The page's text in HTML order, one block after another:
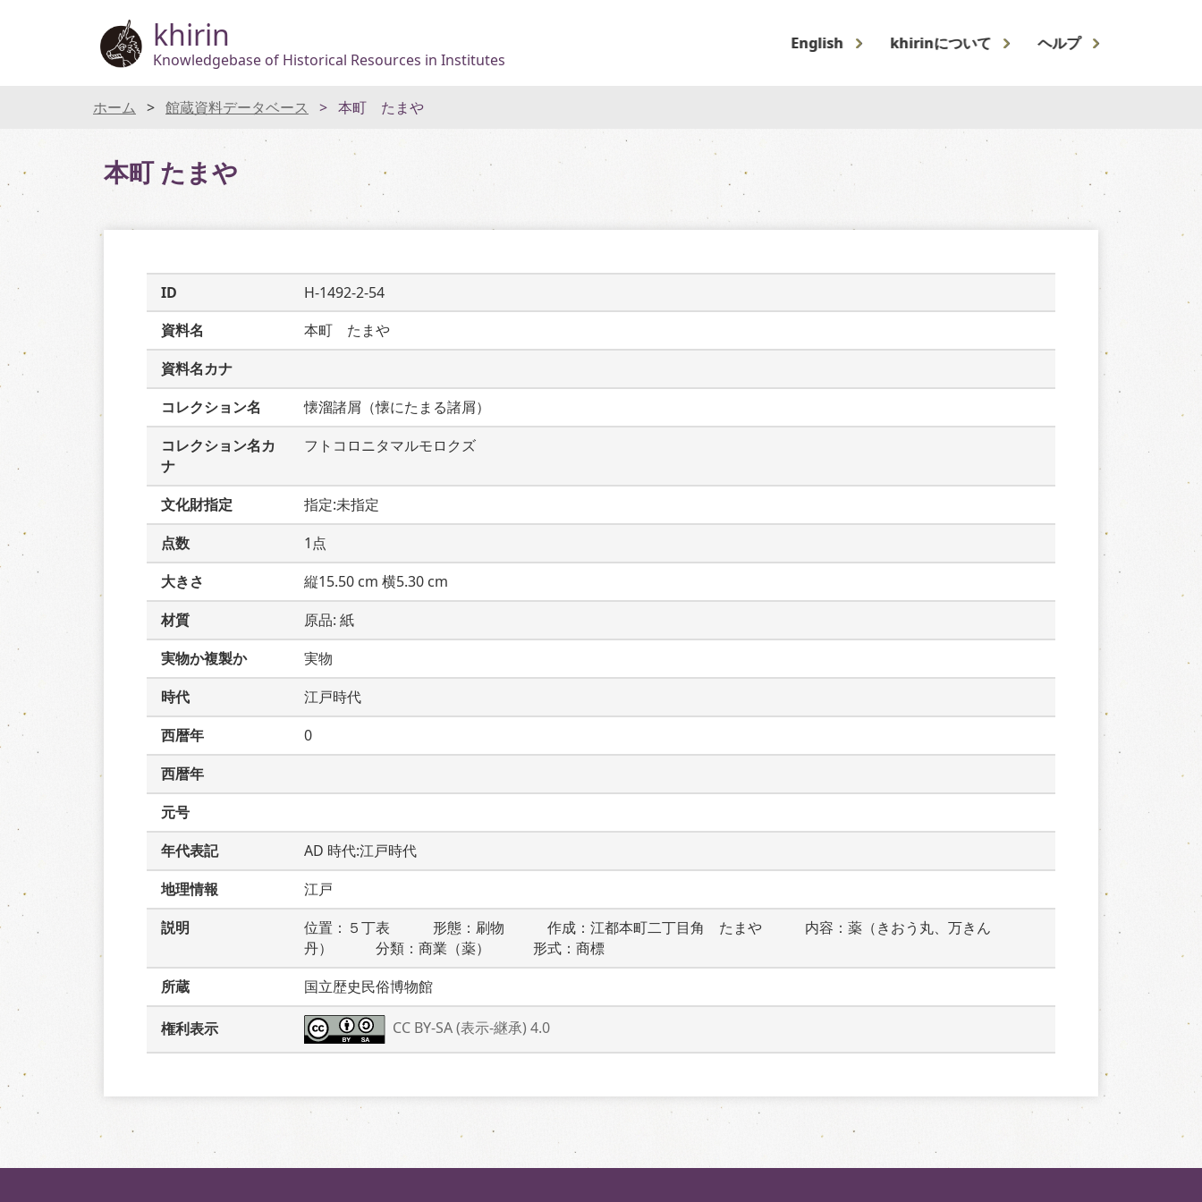
khirin
Knowledgebase of Historical Resources in Institutes
English khirinについて ヘルプ
ホーム 館蔵資料データベース 本町 たまや
本町 たまや
ID
H-1492-2-54
資料名
本町　たまや
資料名カナ
コレクション名
懐溜諸屑（懐にたまる諸屑）
コレクション名カ
ナ
フトコロニタマルモロクズ
文化財指定
指定:未指定
点数
1点
大きさ
縦15.50 cm 横5.30 cm
材質
原品: 紙
実物か複製か
実物
時代
江戸時代
西暦年
0
西暦年
元号
年代表記
AD 時代:江戸時代
地理情報
江戸
説明
位置：５丁表　　　形態：刷物　　　作成：江都本町二丁目角　たまや　　　内容：薬（きおう丸、万きん
丹）　　　分類：商業（薬）　　　形式：商標
所蔵
国立歴史民俗博物館
権利表示 CC BY-SA (表示-継承) 4.0